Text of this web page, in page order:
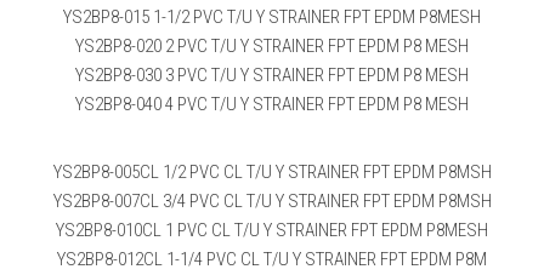
YS2BP8-015 1-1/2 PVC T/U Y STRAINER FPT EPDM P8MESH
YS2BP8-020 2 PVC T/U Y STRAINER FPT EPDM P8 MESH
YS2BP8-030 3 PVC T/U Y STRAINER FPT EPDM P8 MESH
YS2BP8-040 4 PVC T/U Y STRAINER FPT EPDM P8 MESH
YS2BP8-005CL 1/2 PVC CL T/U Y STRAINER FPT EPDM P8MSH
YS2BP8-007CL 3/4 PVC CL T/U Y STRAINER FPT EPDM P8MSH
YS2BP8-010CL 1 PVC CL T/U Y STRAINER FPT EPDM P8MESH
YS2BP8-012CL 1-1/4 PVC CL T/U Y STRAINER FPT EPDM P8M